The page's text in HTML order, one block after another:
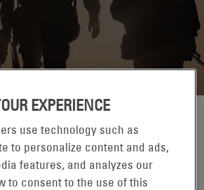
PENSILVANIA
EXPERIENCE
use technology such as
to personalize content and ads,
features, and analyzes our
to consent to the use of this